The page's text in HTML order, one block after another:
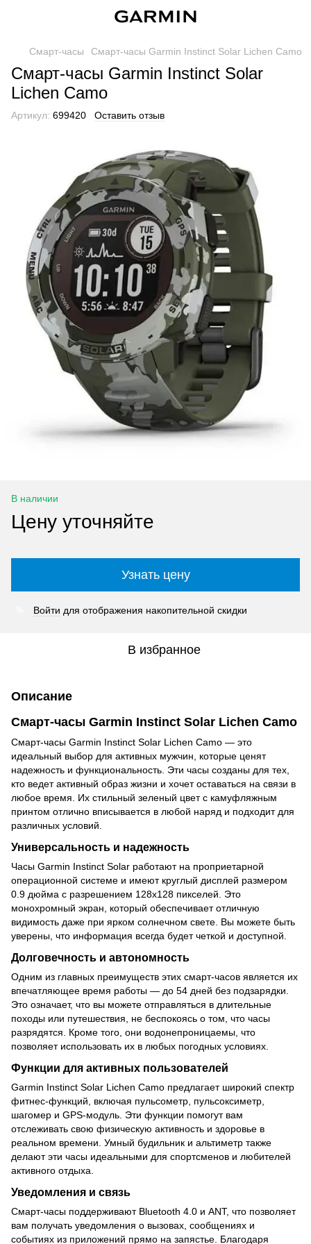
Смарт-часы Смарт-часы Garmin Instinct Solar Lichen Camo
Смарт-часы Garmin Instinct Solar
Lichen Camo
Артикул: 699420 Оставить отзыв
В наличии
Цену уточняйте
Узнать цену
Войти для отображения накопительной скидки
В избранное
Описание
Смарт-часы Garmin Instinct Solar Lichen Camo
Смарт-часы Garmin Instinct Solar Lichen Camo — это
идеальный выбор для активных мужчин, которые ценят
надежность и функциональность. Эти часы созданы для тех,
кто ведет активный образ жизни и хочет оставаться на связи в
любое время. Их стильный зеленый цвет с камуфляжным
принтом отлично вписывается в любой наряд и подходит для
различных условий.
Универсальность и надежность
Часы Garmin Instinct Solar работают на проприетарной
операционной системе и имеют круглый дисплей размером
0.9 дюйма с разрешением 128x128 пикселей. Это
монохромный экран, который обеспечивает отличную
видимость даже при ярком солнечном свете. Вы можете быть
уверены, что информация всегда будет четкой и доступной.
Долговечность и автономность
Одним из главных преимуществ этих смарт-часов является их
впечатляющее время работы — до 54 дней без подзарядки.
Это означает, что вы можете отправляться в длительные
походы или путешествия, не беспокоясь о том, что часы
разрядятся. Кроме того, они водонепроницаемы, что
позволяет использовать их в любых погодных условиях.
Функции для активных пользователей
Garmin Instinct Solar Lichen Camo предлагает широкий спектр
фитнес-функций, включая пульсометр, пульсоксиметр,
шагомер и GPS-модуль. Эти функции помогут вам
отслеживать свою физическую активность и здоровье в
реальном времени. Умный будильник и альтиметр также
делают эти часы идеальными для спортсменов и любителей
активного отдыха.
Уведомления и связь
Смарт-часы поддерживают Bluetooth 4.0 и ANT, что позволяет
вам получать уведомления о вызовах, сообщениях и
событиях из приложений прямо на запястье. Благодаря